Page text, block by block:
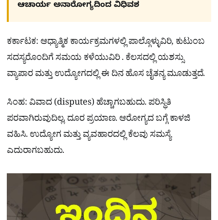
ಆಚಾರ್ಯ ಅನಾರೋಗ್ಯದಿಂದ ವಿಧಿವಶ
ಕರ್ಕಾಟಕ: ಆಧ್ಯಾತ್ಮಿಕ ಕಾರ್ಯಕ್ರಮಗಳಲ್ಲಿ ಪಾಲ್ಗೊಳ್ಳುವಿರಿ, ಕುಟುಂಬ
ಸದಸ್ಯರೊಂದಿಗೆ ಸಮಯ ಕಳೆಯುವಿರಿ . ಕೆಲಸದಲ್ಲಿ ಯಶಸ್ಸು
ವ್ಯಾಪಾರ ಮತ್ತು ಉದ್ಯೋಗದಲ್ಲಿ ಈ ದಿನ ಹೊಸ ಚೈತನ್ಯ ಮೂಡುತ್ತದೆ.
ಸಿಂಹ: ವಿವಾದ (disputes) ಹೆಚ್ಚಾಗಬಹುದು. ಪರಿಸ್ಥಿತಿ
ಪರವಾಗಿರುವುದಿಲ್ಲ. ದೂರ ಪ್ರಯಾಣ. ಆರೋಗ್ಯದ ಬಗ್ಗೆ ಕಾಳಜಿ
ವಹಿಸಿ. ಉದ್ಯೋಗ ಮತ್ತು ವ್ಯವಹಾರದಲ್ಲಿ ಕೆಲವು ಸಮಸ್ಯೆ
ಎದುರಾಗಬಹುದು.